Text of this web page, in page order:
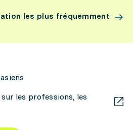
les plus fréquemment
les professions, les